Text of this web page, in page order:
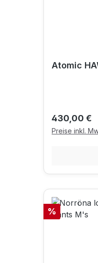
Atomic
Regulärer
430,00 €
Preise inkl.
Rabatt
%